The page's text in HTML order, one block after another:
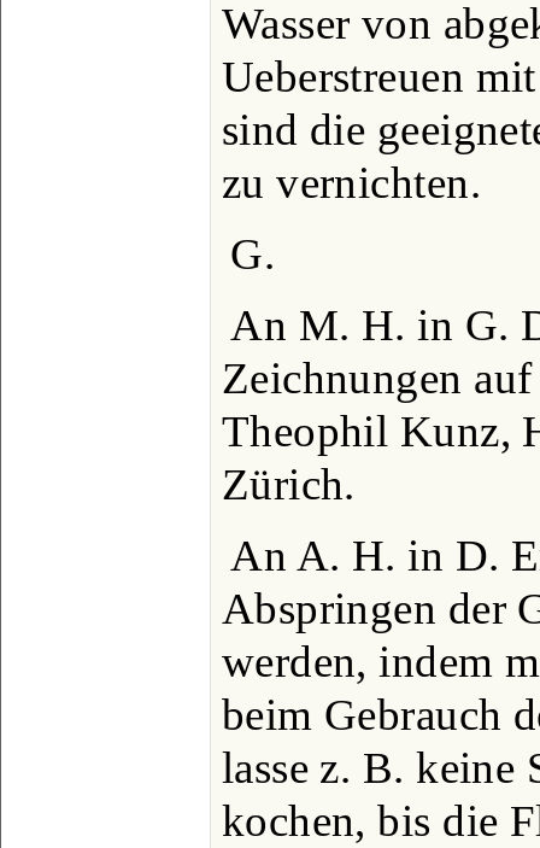
Wasser von
Ueberstreuen
sind die
zu vernichten.
G.
An M. H. in G.
Zeichnungen
Theophil Kunz,
Zürich.
An A. H. in D.
Abspringen der
werden, indem
beim Gebrauch
lasse z. B. keine
kochen, bis die